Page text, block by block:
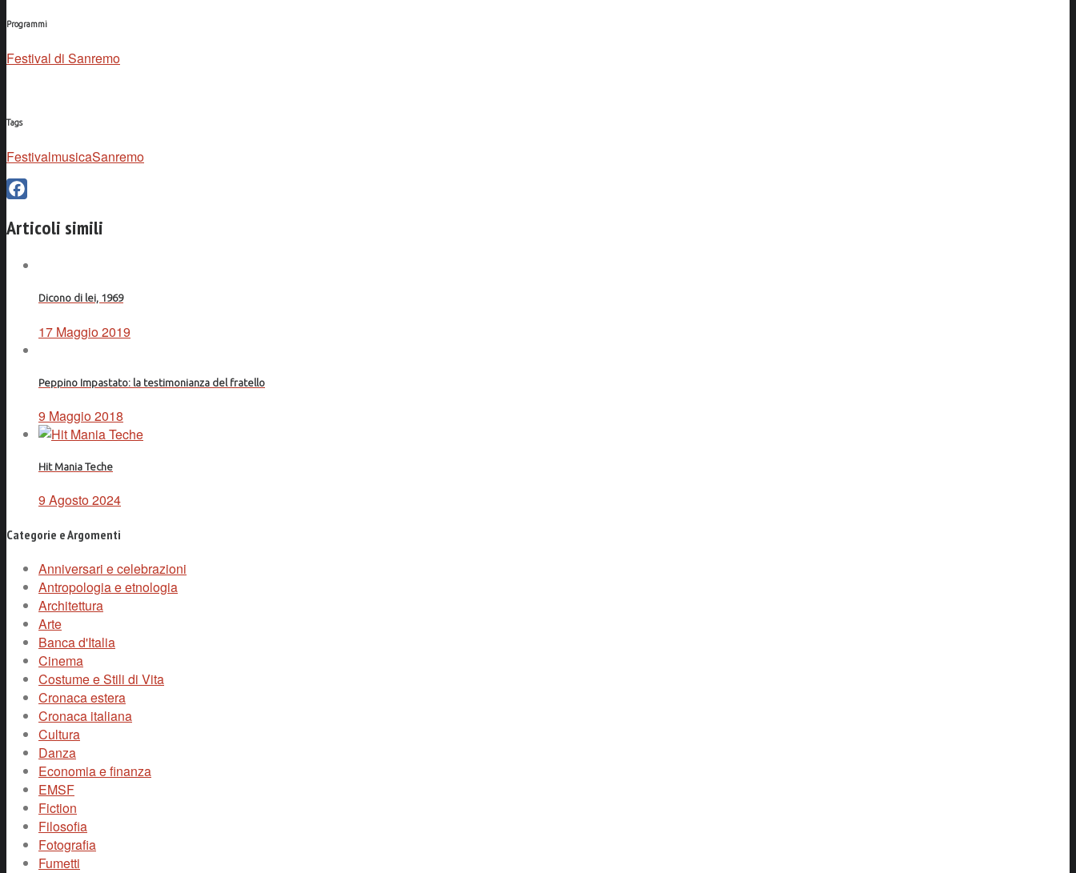
Programmi
Festival di Sanremo
Tags
FestivalmusicaSanremo
Articoli simili
Dicono di lei, 1969
17 Maggio 2019
Peppino Impastato: la testimonianza del fratello
9 Maggio 2018
Hit Mania Teche
9 Agosto 2024
Categorie e Argomenti
Anniversari e celebrazioni
Antropologia e etnologia
Architettura
Arte
Banca d'Italia
Cinema
Costume e Stili di Vita
Cronaca estera
Cronaca italiana
Cultura
Danza
Economia e finanza
EMSF
Fiction
Filosofia
Fotografia
Fumetti